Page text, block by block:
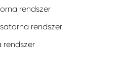
rendszer
rendszer
rendszer